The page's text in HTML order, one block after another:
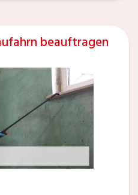
beauftragen